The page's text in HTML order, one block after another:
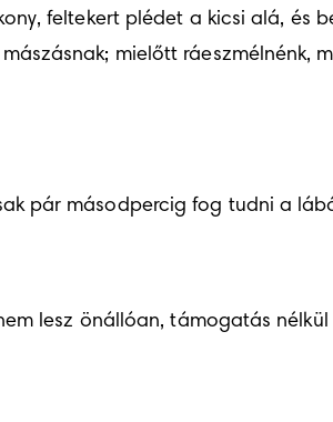
feltekert plédet a kicsi alá, és
mielőtt ráeszmélnénk,
pár másodpercig fog tudni a
lesz önállóan, támogatás nélkül